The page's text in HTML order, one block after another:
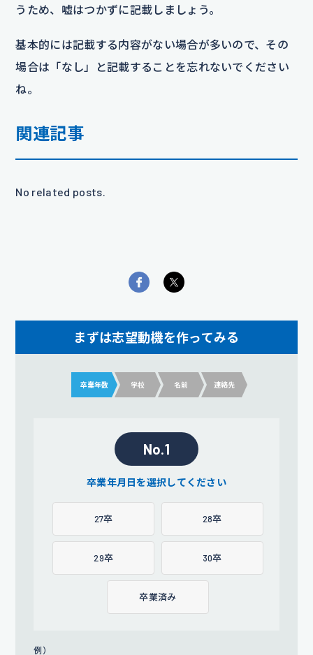
うため、嘘はつかずに記載しましょう。
基本的には記載する内容がない場合が多いので、その
場合は「なし」と記載することを忘れないでください
ね。
関連記事
No related posts.
まずは志望動機を作ってみる
卒業年数 学校 名前 連絡先
No.1
卒業年月日を選択してください
27卒 28卒
29卒 30卒
卒業済み
例）